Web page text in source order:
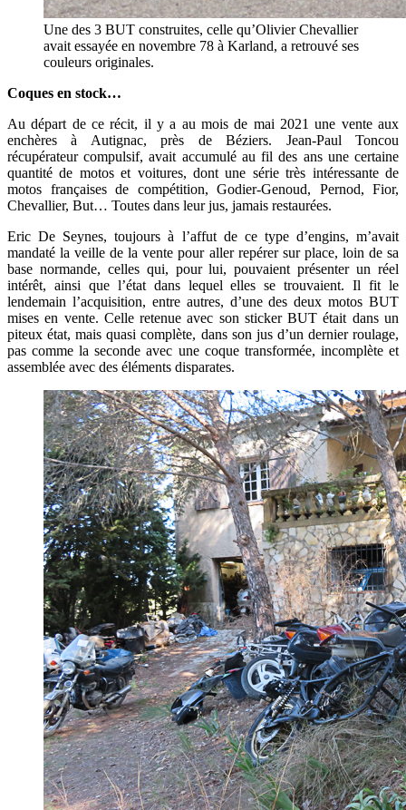
Une des 3 BUT construites, celle qu’Olivier Chevallier
avait essayée en novembre 78 à Karland, a retrouvé ses
couleurs originales.
Coques en stock…
Au départ de ce récit, il y a au mois de mai 2021 une vente aux
enchères à Autignac, près de Béziers. Jean-Paul Toncou
récupérateur compulsif, avait accumulé au fil des ans une certaine
quantité de motos et voitures, dont une série très intéressante de
motos françaises de compétition, Godier-Genoud, Pernod, Fior,
Chevallier, But… Toutes dans leur jus, jamais restaurées.
Eric De Seynes, toujours à l’affut de ce type d’engins, m’avait
mandaté la veille de la vente pour aller repérer sur place, loin de sa
base normande, celles qui, pour lui, pouvaient présenter un réel
intérêt, ainsi que l’état dans lequel elles se trouvaient. Il fit le
lendemain l’acquisition, entre autres, d’une des deux motos BUT
mises en vente. Celle retenue avec son sticker BUT était dans un
piteux état, mais quasi complète, dans son jus d’un dernier roulage,
pas comme la seconde avec une coque transformée, incomplète et
assemblée avec des éléments disparates.